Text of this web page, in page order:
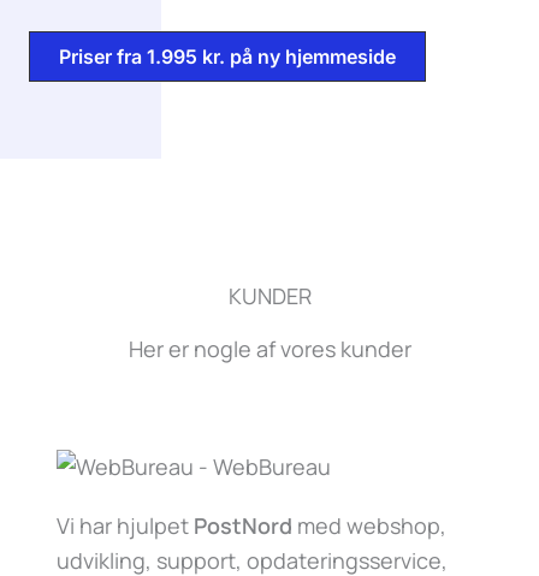
Priser fra 1.995 kr. på ny hjemmeside
KUNDER
Her er nogle af vores kunder
Vi har hjulpet PostNord med webshop,
udvikling, support, opdateringsservice,